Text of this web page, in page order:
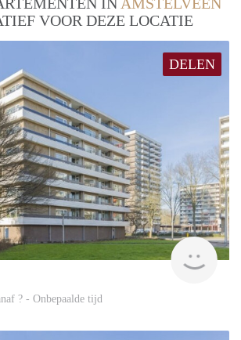
VOOR DEZE LOCATIE
DELEN
? - Onbepaalde tijd